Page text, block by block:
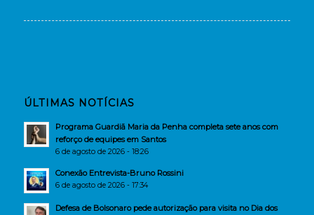
ÚLTIMAS NOTÍCIAS
Programa Guardiã Maria da Penha completa sete anos com
reforço de equipes em Santos
6 de agosto de 2026 - 18:26
Conexão Entrevista-Bruno Rossini
6 de agosto de 2026 - 17:34
Defesa de Bolsonaro pede autorização para visita no Dia dos